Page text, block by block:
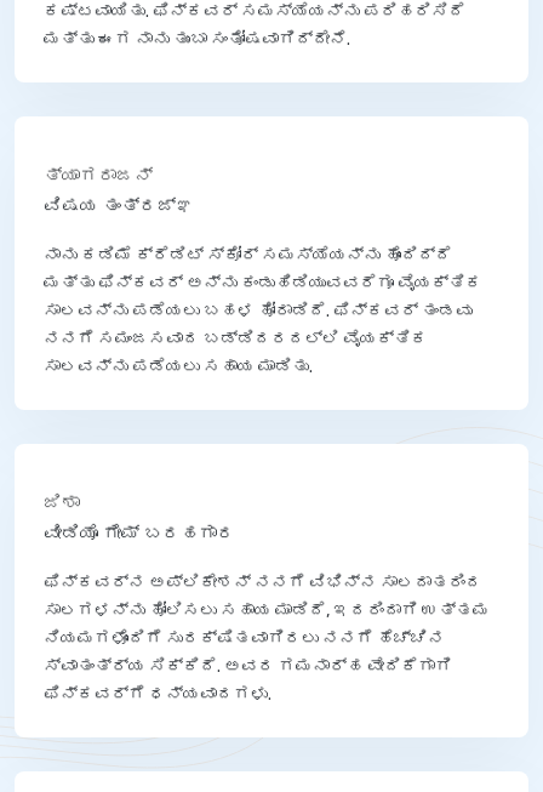
ಕಷ್ಟವಾಯಿತು. ಫಿನ್‌ಕವರ್ ಸಮಸ್ಯೆಯನ್ನು ಪರಿಹರಿಸಿದೆ
ಮತ್ತು ಈಗ ನಾನು ತುಂಬಾ ಸಂತೋಷವಾಗಿದ್ದೇನೆ.
ತ್ಯಾಗರಾಜನ್
ವಿಷಯ ತಂತ್ರಜ್ಞ
ನಾನು ಕಡಿಮೆ ಕ್ರೆಡಿಟ್ ಸ್ಕೋರ್ ಸಮಸ್ಯೆಯನ್ನು ಹೊಂದಿದ್ದೆ
ಮತ್ತು ಫಿನ್‌ಕವರ್ ಅನ್ನು ಕಂಡುಹಿಡಿಯುವವರೆಗೂ ವೈಯಕ್ತಿಕ
ಸಾಲವನ್ನು ಪಡೆಯಲು ಬಹಳ ಹೋರಾಡಿದೆ. ಫಿನ್‌ಕವರ್ ತಂಡವು
ನನಗೆ ಸಮಂಜಸವಾದ ಬಡ್ಡಿದರದಲ್ಲಿ ವೈಯಕ್ತಿಕ
ಸಾಲವನ್ನು ಪಡೆಯಲು ಸಹಾಯ ಮಾಡಿತು.
ಜಿಶಾ
ವೀಡಿಯೊ ಗೇಮ್ ಬರಹಗಾರ
ಫಿನ್‌ಕವರ್‌ನ ಅಪ್ಲಿಕೇಶನ್ ನನಗೆ ವಿಭಿನ್ನ ಸಾಲದಾತರಿಂದ
ಸಾಲಗಳನ್ನು ಹೋಲಿಸಲು ಸಹಾಯ ಮಾಡಿದೆ, ಇದರಿಂದಾಗಿ ಉತ್ತಮ
ನಿಯಮಗಳೊಂದಿಗೆ ಸುರಕ್ಷಿತವಾಗಿರಲು ನನಗೆ ಹೆಚ್ಚಿನ
ಸ್ವಾತಂತ್ರ್ಯ ಸಿಕ್ಕಿದೆ. ಅವರ ಗಮನಾರ್ಹ ವೇದಿಕೆಗಾಗಿ
ಫಿನ್‌ಕವರ್‌ಗೆ ಧನ್ಯವಾದಗಳು.